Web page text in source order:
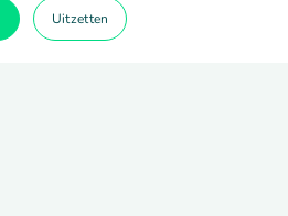
Uitzetten